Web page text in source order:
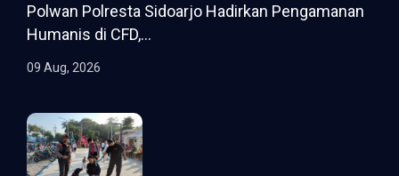
Polwan Polresta Sidoarjo Hadirkan Pengamanan
Humanis di CFD,...
09 Aug, 2026